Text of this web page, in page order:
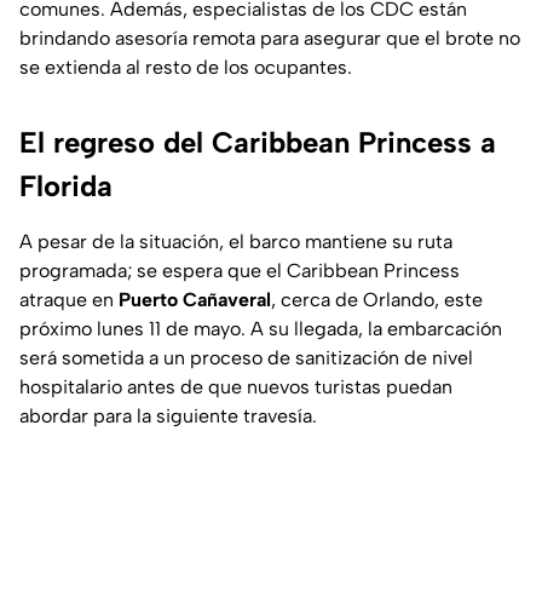
comunes. Además, especialistas de los CDC están
brindando asesoría remota para asegurar que el brote no
se extienda al resto de los ocupantes.
El regreso del Caribbean Princess a
Florida
A pesar de la situación, el barco mantiene su ruta
programada; se espera que el Caribbean Princess
atraque en Puerto Cañaveral, cerca de Orlando, este
próximo lunes 11 de mayo. A su llegada, la embarcación
será sometida a un proceso de sanitización de nivel
hospitalario antes de que nuevos turistas puedan
abordar para la siguiente travesía.